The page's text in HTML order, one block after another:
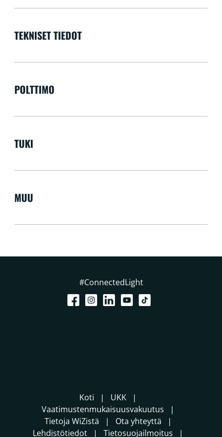
TEKNISET TIEDOT
POLTTIMO
TUKI
MUU
#ConnectedLight
Koti
UKK
Vaatimustenmukaisuusvakuutus
Tietoja WiZistä
Ota yhteyttä
Lehdistötiedot
Tietosuojailmoitus